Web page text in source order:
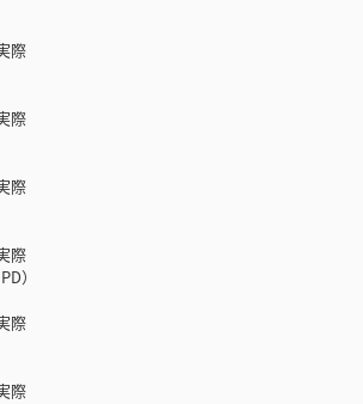
際
際
際
際
）
際
際